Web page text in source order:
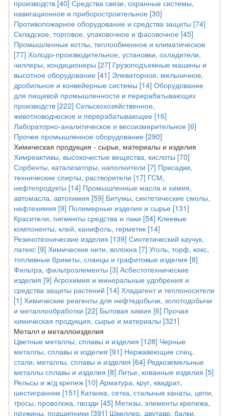
производств [40] Средства связи, охранные системы,
навигационное и приборостроительное [30]
Противопожарное оборудование и средства защиты [74]
Складское, торговое, упаковочное и фасовочное [45]
Промышленные котлы, теплообменное и климатическое
[77] Холодо-производительное, установки, охладители,
чиллеры, кондиционеры [27] Грузоподъемные машины и
высотное оборудование [41] Элеваторное, мельничное,
дробильное и конвейерные системы [14] Оборудование
для пищевой промышленности и перерабатывающих
производств [222] Сельскохозяйственное,
животноводческое и перерабатывающее [16]
Лабораторно-аналитическое и весоизмерительное [6]
Прочее промышленное оборудование [290]
Химическая продукция - сырье, материалы и изделия
Химреактивы, высокочистые вещества, кислоты [70]
Сорбенты, катализаторы, наполнители [7] Присадки,
технические спирты, растворители [17] ГСМ,
нефтепродукты [14] Промышленные масла и химия,
автомасла, автохимия [59] Битумы, синтетические смолы,
нефтехимия [9] Полимерные изделия и сырье [131]
Красители, пигменты средства и лаки [54] Клеевые
компоненты, клей, канифоль, герметик [14]
Резинотехнические изделия [139] Синтетический каучук,
латекс [9] Химические нити, волокна [7] Уголь, торф, кокс,
топливные брикеты, сланцы и графитовые изделия [8]
Фильтра, фильтроэлементы [3] Асбестотехнические
изделия [9] Агрохимия и минеральные удобрения и
средства защиты растений [14] Хладагент и теплоносители
[1] Химические реагенты для нефтедобычи, золотодобычи
и металлообработки [22] Бытовая химия [6] Прочая
химическая продукция, сырье и материалы [321]
Металл и металлоизделия
Цветные металлы, сплавы и изделия [128] Черные
металлы, сплавы и изделия [91] Нержавеющие спец.
стали, металлы, сплавы и изделия [64] Редкоземельные
металлы сплавы и изделия [8] Литье, кованные изделия [5]
Рельсы и ж/д крепеж [10] Арматура, круг, квадрат,
шестигранник [151] Катанка, сетка, стальные канаты, цепи,
тросы, проволока, гвозди [45] Метизы, элементы крепежа,
пружины, подшипники [391] Швеллер, двутавр, балки,